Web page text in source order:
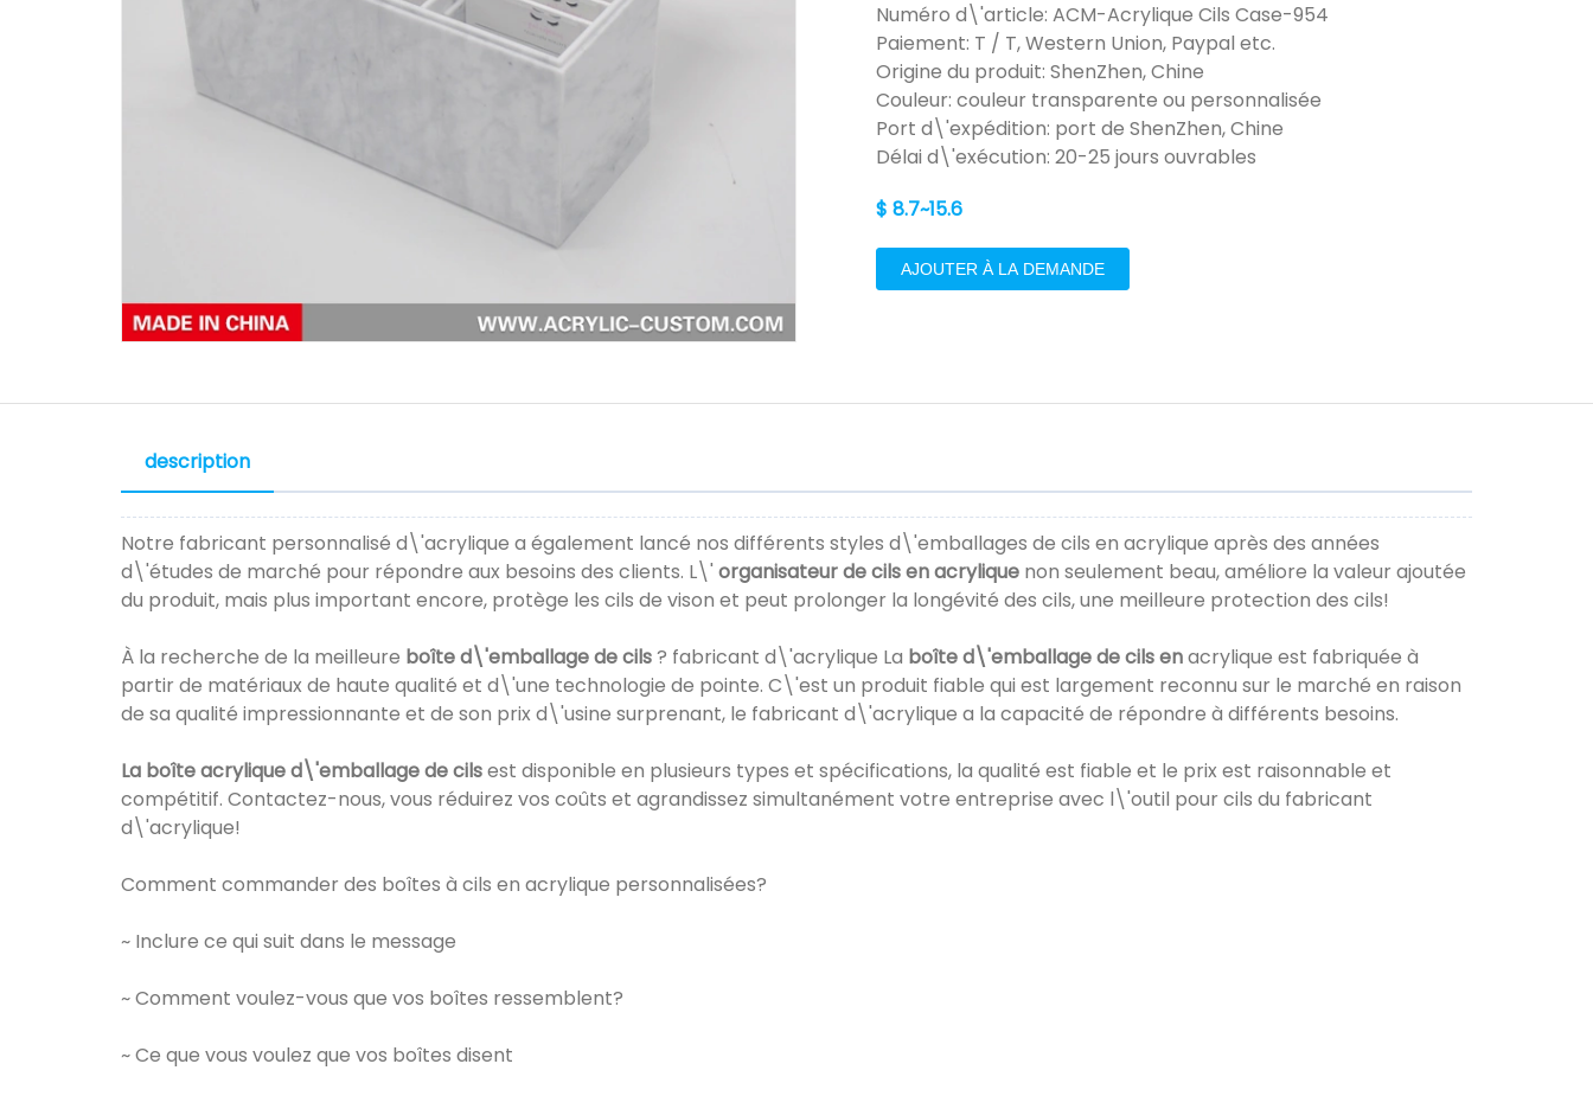
Numéro d\'article: ACM-Acrylique Cils Case-954
Paiement: T / T, Western Union, Paypal etc.
Origine du produit: ShenZhen, Chine
Couleur: couleur transparente ou personnalisée
Port d\'expédition: port de ShenZhen, Chine
Délai d\'exécution: 20-25 jours ouvrables
$ 8.7~15.6
AJOUTER À LA DEMANDE
description
Notre fabricant personnalisé d\'acrylique a également lancé nos différents styles d\'emballages de cils en acrylique après des années
d\'études de marché pour répondre aux besoins des clients. L\' organisateur de cils en acrylique non seulement beau, améliore la valeur ajoutée
du produit, mais plus important encore, protège les cils de vison et peut prolonger la longévité des cils, une meilleure protection des cils!
À la recherche de la meilleure boîte d\'emballage de cils? fabricant d\'acrylique La boîte d\'emballage de cils enacrylique est fabriquée à
partir de matériaux de haute qualité et d\'une technologie de pointe. C\'est un produit fiable qui est largement reconnu sur le marché en raison
de sa qualité impressionnante et de son prix d\'usine surprenant, le fabricant d\'acrylique a la capacité de répondre à différents besoins.
La boîte acrylique d\'emballage de cilsest disponible en plusieurs types et spécifications, la qualité est fiable et le prix est raisonnable et
compétitif. Contactez-nous, vous réduirez vos coûts et agrandissez simultanément votre entreprise avec l\'outil pour cils du fabricant
d\'acrylique!
Comment commander des boîtes à cils en acrylique personnalisées?
~ Inclure ce qui suit dans le message
~ Comment voulez-vous que vos boîtes ressemblent?
~ Ce que vous voulez que vos boîtes disent